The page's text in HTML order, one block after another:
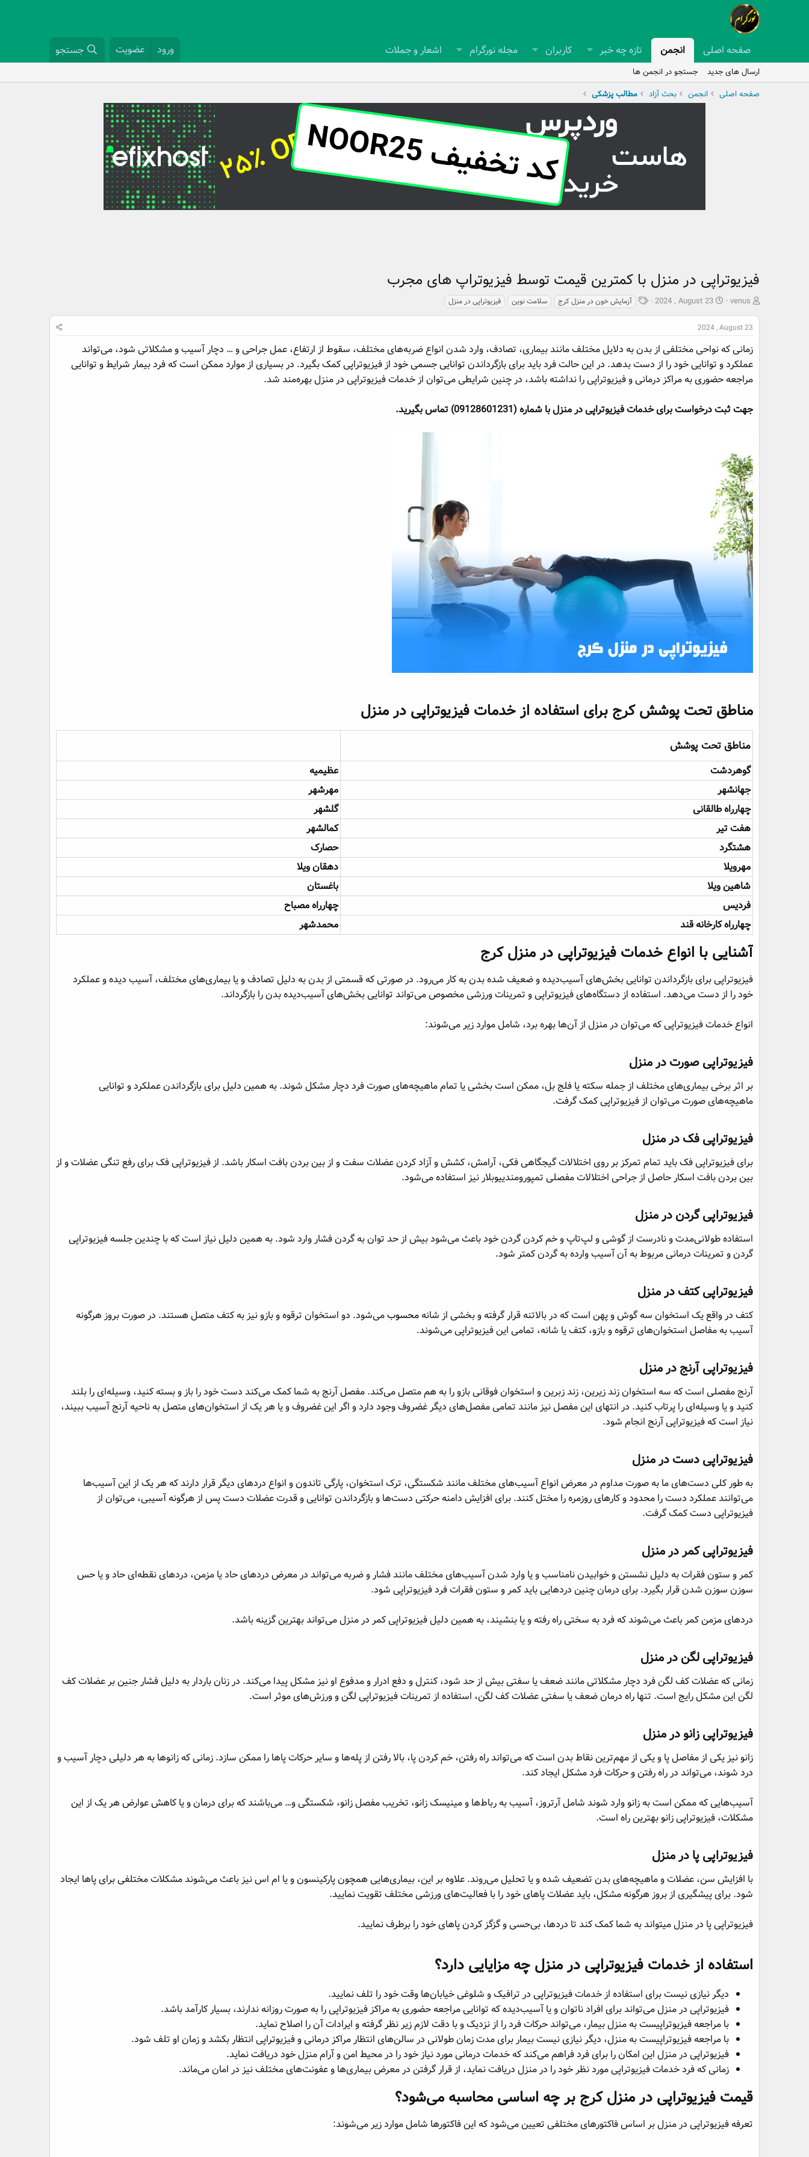
صفحه اصلی انجمن تازه چه خبر کاربران مجله نورگرام اشعار و جملات ورود عضویت جستجو
ارسال های جدید
جستجو در انجمن ها
صفحه اصلی
انجمن بحث آزاد مطالب پزشکی
فیزیوتراپی در منزل با کمترین قیمت توسط فیزیوتراپ های مجرب
ش
و
ک
ن
د
م
ع
venus
ت
ر
خ
ش
ر
و
2024 , August 23
ب
پ
ه
آزمایش خون در منزل کرج سلامت نوین فیزیوتراپی در منزل
2024 , August 23
زمانی که نواحی مختلفی از بدن به دلایل مختلف مانند بیماری، تصادف، وارد شدن انواع ضربه‌های مختلف، سقوط از ارتفاع، عمل جراحی و … دچار آسیب و مشکلاتی شود، می‌تواند
عملکرد و توانایی خود را از دست بدهد. در این حالت فرد باید برای بازگرداندن توانایی جسمی خود از فیزیوتراپی کمک بگیرد. در بسیاری از موارد ممکن است که فرد بیمار شرایط و توانایی
مراجعه حضوری به مراکز درمانی و فیزیوتراپی را نداشته باشد، در چنین شرایطی می‌توان از خدمات فیزیوتراپی در منزل بهره‌مند شد.
جهت ثبت درخواست برای خدمات فیزیوتراپی در منزل با شماره (09128601231) تماس بگیرید.
مناطق تحت پوشش کرج برای استفاده از خدمات فیزیوتراپی در منزل​
مناطق تحت پوشش​
گوهردشت
عظیمیه
جهانشهر
مهرشهر
چهارراه طالقانی
گلشهر
هفت تیر
کمالشهر
هشتگرد
حصارک
مهرویلا
دهقان ویلا
شاهین ویلا
باغستان
فردیس
چهارراه مصباح
چهارراه کارخانه قند
محمدشهر
آشنایی با انواع خدمات فیزیوتراپی در منزل کرج​
فیزیوتراپی برای بازگرداندن توانایی بخش‌های آسیب‌دیده و ضعیف شده بدن به کار می‌رود. در صورتی که قسمتی از بدن به دلیل تصادف و یا بیماری‌های مختلف، آسیب دیده و عملکرد
خود را از دست می‌دهد. استفاده از دستگاه‌های فیزیوتراپی و تمرینات ورزشی مخصوص می‌تواند توانایی بخش‌های آسیب‌دیده بدن را بازگرداند.
انواع خدمات فیزیوتراپی که می‌توان در منزل از آن‌ها بهره برد، شامل موارد زیر می‌شوند:
فیزیوتراپی صورت در منزل​
بر اثر برخی بیماری‌های مختلف از جمله سکته یا فلج بل، ممکن است بخشی یا تمام ماهیچه‌های صورت فرد دچار مشکل شوند. به همین دلیل برای بازگرداندن عملکرد و توانایی
ماهیچه‌های صورت می‌توان از فیزیوتراپی کمک گرفت.
فیزیوتراپی فک در منزل​
برای فیزیوتراپی فک باید تمام تمرکز بر روی اختلالات گیجگاهی فکی، آرامش، کشش و آزاد کردن عضلات سفت و از بین بردن بافت اسکار باشد. از فیزیوتراپی فک برای رفع تنگی عضلات و از
بین بردن بافت اسکار حاصل از جراحی اختلالات مفصلی تمپورومندییوبلار نیز استفاده می‌شود.
فیزیوتراپی گردن در منزل​
استفاده طولانی‌مدت و نادرست از گوشی و لپ‌تاپ و خم کردن گردن خود باعث می‌شود بیش از حد توان به گردن فشار وارد شود. به همین دلیل نیاز است که با چندین جلسه فیزیوتراپی
گردن و تمرینات درمانی مربوط به آن آسیب وارده به گردن کمتر شود.
فیزیوتراپی کتف در منزل​
کتف در واقع یک استخوان سه گوش و پهن است که در بالاتنه قرار گرفته و بخشی از شانه محسوبمی‌شود. دو استخوان ترقوه و بازو نیز به کتف متصل هستند. در صورت بروز هرگونه
آسیب به مفاصل استخوان‌های ترقوه و بازو، کتف یا شانه، تمامی این فیزیوتراپی می‌شوند.
فیزیوتراپی آرنج در منزل​
آرنج مفصلی است که سه استخوان زند زیرین، زند زبرین و استخوان فوقانی بازو را به هم متصل می‌کند. مفصل آرنج به شما کمک می‌کند دست خود را باز و بسته کنید، وسیله‌ای را بلند
کنید و یا وسیله‌ای را پرتاب کنید. در انتهای این مفصل نیز مانند تمامی مفصل‌های دیگر غضروف وجود دارد و اگر این غضروف و یا هر یک از استخوان‌های متصل به ناحیه آرنج آسیب ببیند،
نیاز است که فیزیوتراپی آرنج انجام شود.
فیزیوتراپی دست در منزل​
به طور کلی دست‌های ما به صورت مداوم در معرض انواع آسیب‌های مختلف مانند شکستگی، ترک استخوان، پارگی تاندون و انواع دردهای دیگر قرار دارند که هر یک از این آسیب‌ها
می‌توانند عملکرد دست را محدود و کارهای روزمره را مختل کنند. برای افزایش دامنه حرکتی دست‌ها و بازگرداندن توانایی و قدرت عضلات دست پس از هرگونه آسیبی، می‌توان از
فیزیوتراپی دست کمک گرفت.
فیزیوتراپی کمر در منزل​
کمر و ستون فقرات به دلیل نشستن و خوابیدن نامناسب و یا وارد شدن آسیب‌های مختلف مانند فشار و ضربه می‌تواند در معرض دردهای حاد یا مزمن، دردهای نقطه‌ای حاد و یا حس
سوزن سوزن شدن قرار بگیرد. برای درمان چنین دردهایی باید کمر و ستون فقرات فرد فیزیوتراپی شود.
دردهای مزمن کمر باعث می‌شوند که فرد به سختی راه رفته و یا بنشیند، به همین دلیل فیزیوتراپی کمر در منزل می‌تواند بهترین گزینه باشد.
فیزیوتراپی لگن در منزل​
زمانی که عضلات کف لگن فرد دچار مشکلاتی مانند ضعف یا سفتی بیش از حد شود، کنترل و دفع ادرار و مدفوع او نیز مشکل پیدا می‌کند. در زنان باردار به دلیل فشار جنین بر عضلات کف
لگن این مشکل رایج است. تنها راه درمان ضعف یا سفتی عضلات کف لگن، استفاده از تمرینات فیزیوتراپی لگن و ورزش‌های موثر است.
فیزیوتراپی زانو در منزل​
زانو نیز یکی از مفاصل پا و یکی از مهم‌ترین نقاط بدن است که می‌تواند راه رفتن، خم کردن پا، بالا رفتن از پله‌ها و سایر حرکات پاها را ممکن سازد. زمانی که زانوها به هر دلیلی دچار آسیب و
درد شوند، می‌تواند در راه رفتن و حرکات فرد مشکل ایجاد کند.
آسیب‌هایی که ممکن است به زانو وارد شوند شامل آرتروز، آسیب به رباط‌ها و مینیسک زانو، تخریب مفصل زانو، شکستگی و… می‌باشند که برای درمان و یا کاهش عوارض هر یک از این
مشکلات، فیزیوتراپی زانو بهترین راه است.
فیزیوتراپی پا در منزل​
با افزایش سن، عضلات و ماهیچه‌های بدن تضعیف شده و یا تحلیل می‌روند. علاوه بر این، بیماری‌هایی همچون پارکینسون و یا ام اس نیز باعث می‌شوند مشکلات مختلفی برای پاها ایجاد
شود. برای پیشگیری از بروز هرگونه مشکل، باید عضلات پاهای خود را با فعالیت‌های ورزشی مختلف تقویت نمایید.
فیزیوتراپی پا در منزل می‎تواند به شما کمک کند تا دردها، بی‌حسی و گزگز کردن پاهای خود را برطرف نمایید.
استفاده از خدمات فیزیوتراپی در منزل چه مزایایی دارد؟​
دیگر نیازی نیست برای استفاده از خدمات فیزیوتراپی در ترافیک و شلوغی خیابان‌ها وقت خود را تلف نمایید.
فیزیوتراپی در منزل می‌تواند برای افراد ناتوان و یا آسیب‌دیده که توانایی مراجعه حضوری به مراکز فیزیوتراپی را به صورت روزانه ندارند، بسیار کارآمد باشد.
با مراجعه فیزیوتراپیست به منزل بیمار، می‌تواند حرکات فرد را از نزدیک و با دقت لازم زیر نظر گرفته و ایرادات آن را اصلاح نماید.
با مراجعه فیزیوتراپیست به منزل، دیگر نیازی نیست بیمار برای مدت زمان طولانی در سالن‌های انتظار مراکز درمانی و فیزیوتراپی انتظار بکشد و زمان او تلف شود.
فیزیوتراپی در منزل این امکان را برای فرد فراهم می‌کند که خدمات درمانی مورد نیاز خود را در محیط امن و آرام منزل خود دریافت نماید.
زمانی که فرد خدمات فیزیوتراپی مورد نظر خود را در منزل دریافت نماید، از قرار گرفتن در معرض بیماری‌ها و عفونت‌های مختلف نیز در امان می‌ماند.
قیمت فیزیوتراپی در منزل کرج بر چه اساسی محاسبه می‌شود؟​
تعرفه فیزیوتراپی در منزل بر اساس فاکتورهای مختلفی تعیین می‌شود که این فاکتورها شامل موارد زیر می‌شوند: